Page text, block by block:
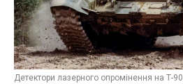
Детектори лазерного опромінення на Т-90